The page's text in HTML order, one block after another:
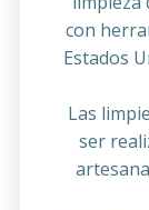
con
Estados
Las
ser